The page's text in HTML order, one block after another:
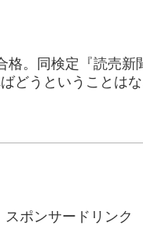
格。同検定『読売
どうということはな
スポンサードリンク